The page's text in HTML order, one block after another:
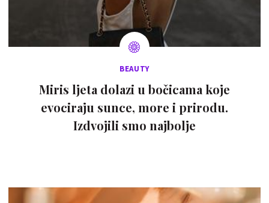
BEAUTY
Miris ljeta dolazi u bočicama koje
evociraju sunce, more i prirodu.
Izdvojili smo najbolje